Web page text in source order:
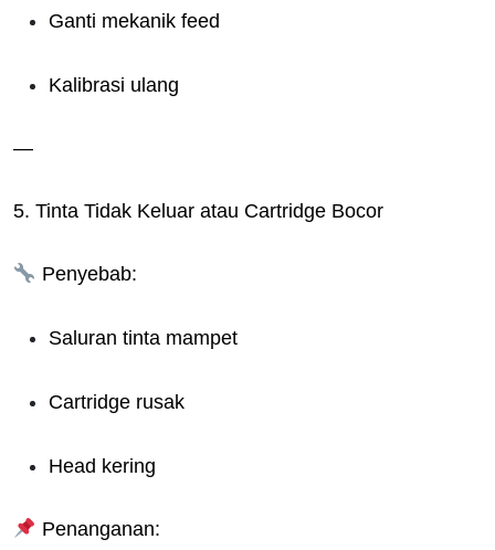
Ganti mekanik feed
Kalibrasi ulang
—
5. Tinta Tidak Keluar atau Cartridge Bocor
Penyebab:
Saluran tinta mampet
Cartridge rusak
Head kering
Penanganan: